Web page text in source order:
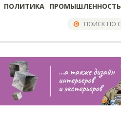
ПОЛИТИКА ПРОМЫШЛЕННОСТЬ